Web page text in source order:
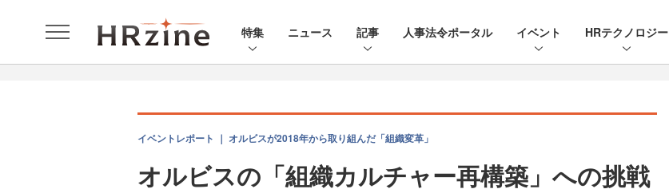
特集 ニュース 記事 人事法令ポータル イベント HRテクノロジー
イベントレポート ｜ オルビスが2018年から取り組んだ「組織変革」
オルビスの「組織カルチャー再構築」への挑戦